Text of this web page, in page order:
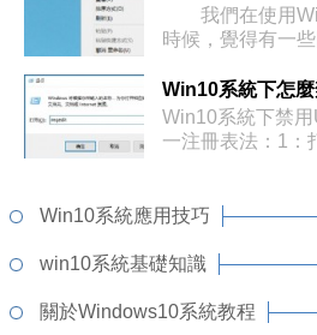
我們在使用
時候，覺得有一
Win10系統下怎
Win10系統下禁
一注冊表法：1：
Win10系統應用技巧
win10系統基礎知識
關於Windows10系統教程